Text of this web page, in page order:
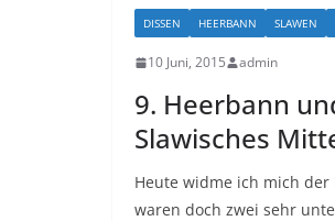
DISSEN HEERBANN SLAWEN
10 Juni, 2015 admin
9. Heerbann
Slawisches
Heute widme ich mich der
waren doch zwei sehr